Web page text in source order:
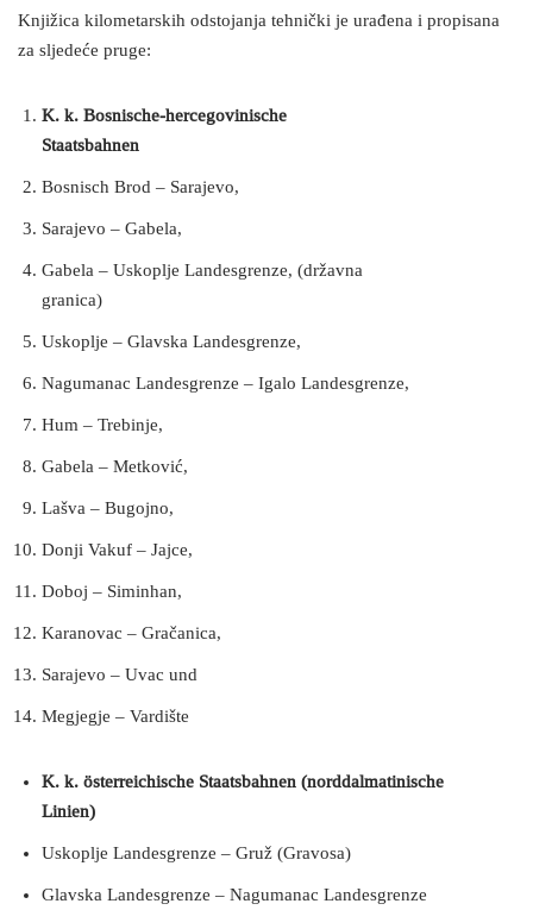
Knjižica kilometarskih odstojanja tehnički je urađena i propisana
za sljedeće pruge:
K. k. Bosnische-hercegovinische
Staatsbahnen
Bosnisch Brod – Sarajevo,
Sarajevo – Gabela,
Gabela – Uskoplje Landesgrenze, (državna
granica)
Uskoplje – Glavska Landesgrenze,
Nagumanac Landesgrenze – Igalo Landesgrenze,
Hum – Trebinje,
Gabela – Metković,
Lašva – Bugojno,
Donji Vakuf – Jajce,
Doboj – Siminhan,
Karanovac – Gračanica,
Sarajevo – Uvac und
Megjegje – Vardište
K. k. österreichische Staatsbahnen (norddalmatinische
Linien)
Uskoplje Landesgrenze – Gruž (Gravosa)
Glavska Landesgrenze – Nagumanac Landesgrenze